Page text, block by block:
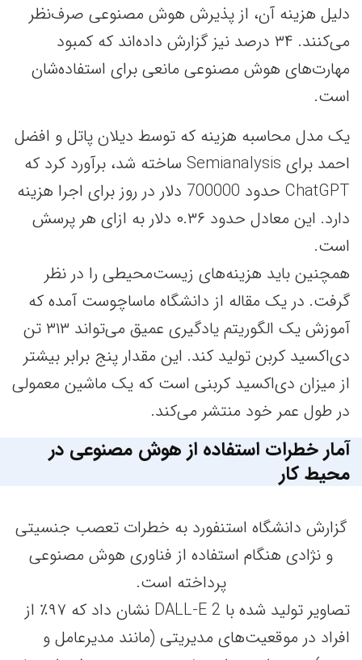
دلیل هزینه آن، از پذیرش هوش مصنوعی صرف‌نظر
می‌کنند. ۳۴ درصد نیز گزارش داده‌اند که کمبود
مهارت‌های هوش مصنوعی مانعی برای استفاده‌شان
است.
یک مدل محاسبه هزینه که توسط دیلان پاتل و افضل
احمد برای Semianalysis ساخته شد، برآورد کرد که
ChatGPT حدود 700000 دلار در روز برای اجرا هزینه
دارد. این معادل حدود ۰.۳۶ دلار به ازای هر پرسش
است.
همچنین باید هزینه‌های زیست‌محیطی را در نظر
گرفت. در یک مقاله از دانشگاه ماساچوست آمده که
آموزش یک الگوریتم یادگیری عمیق می‌تواند ۳۱۳ تن
دی‌اکسید کربن تولید کند. این مقدار پنج برابر بیشتر
از میزان دی‌اکسید کربنی است که یک ماشین معمولی
در طول عمر خود منتشر می‌کند.
آمار خطرات استفاده از هوش مصنوعی در
محیط کار
گزارش دانشگاه استنفورد به خطرات تعصب جنسیتی
و نژادی هنگام استفاده از فناوری هوش مصنوعی
پرداخته است.
تصاویر تولید شده با DALL-E 2 نشان داد که ۹۷٪ از
افراد در موقعیت‌های مدیریتی (مانند مدیرعامل و